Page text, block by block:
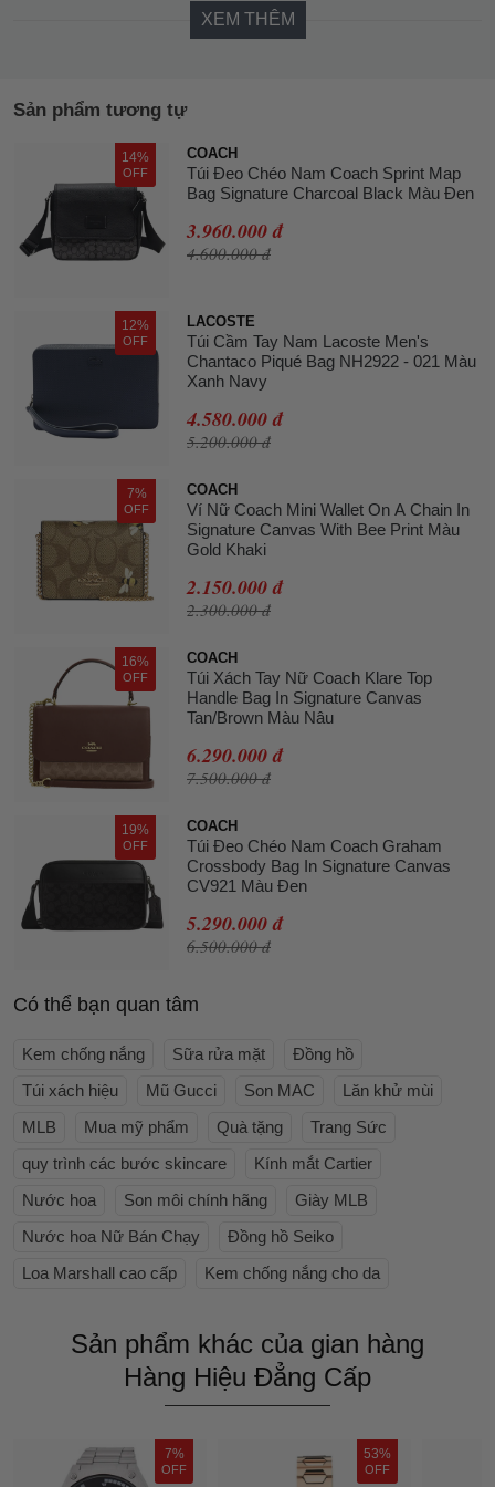
XEM THÊM
Sản phẩm tương tự
14%
OFF
COACH
Túi Đeo Chéo Nam Coach Sprint Map
Bag Signature Charcoal Black Màu Đen
3.960.000 đ
4.600.000 đ
12%
OFF
LACOSTE
Túi Cầm Tay Nam Lacoste Men's
Chantaco Piqué Bag NH2922 - 021 Màu
Xanh Navy
4.580.000 đ
5.200.000 đ
7%
OFF
COACH
Ví Nữ Coach Mini Wallet On A Chain In
Signature Canvas With Bee Print Màu
Gold Khaki
2.150.000 đ
2.300.000 đ
16%
OFF
COACH
Túi Xách Tay Nữ Coach Klare Top
Handle Bag In Signature Canvas
Tan/Brown Màu Nâu
6.290.000 đ
7.500.000 đ
19%
OFF
COACH
Túi Đeo Chéo Nam Coach Graham
Crossbody Bag In Signature Canvas
CV921 Màu Đen
5.290.000 đ
6.500.000 đ
Có thể bạn quan tâm
Kem chống nắng Sữa rửa mặt
Đồng hồ
Túi xách hiệu
Mũ Gucci Son MAC
Lăn khử mùi
MLB
Mua mỹ phẩm Quà tặng
Trang Sức
quy trình các bước skincare
Kính mắt Cartier
Nước hoa
Son môi chính hãng
Giày MLB
Nước hoa Nữ Bán Chạy
Đồng hồ Seiko
Loa Marshall cao cấp
Kem chống nắng cho da
Sản phẩm khác của gian hàng
Hàng Hiệu Đẳng Cấp
7%
OFF
53%
OFF